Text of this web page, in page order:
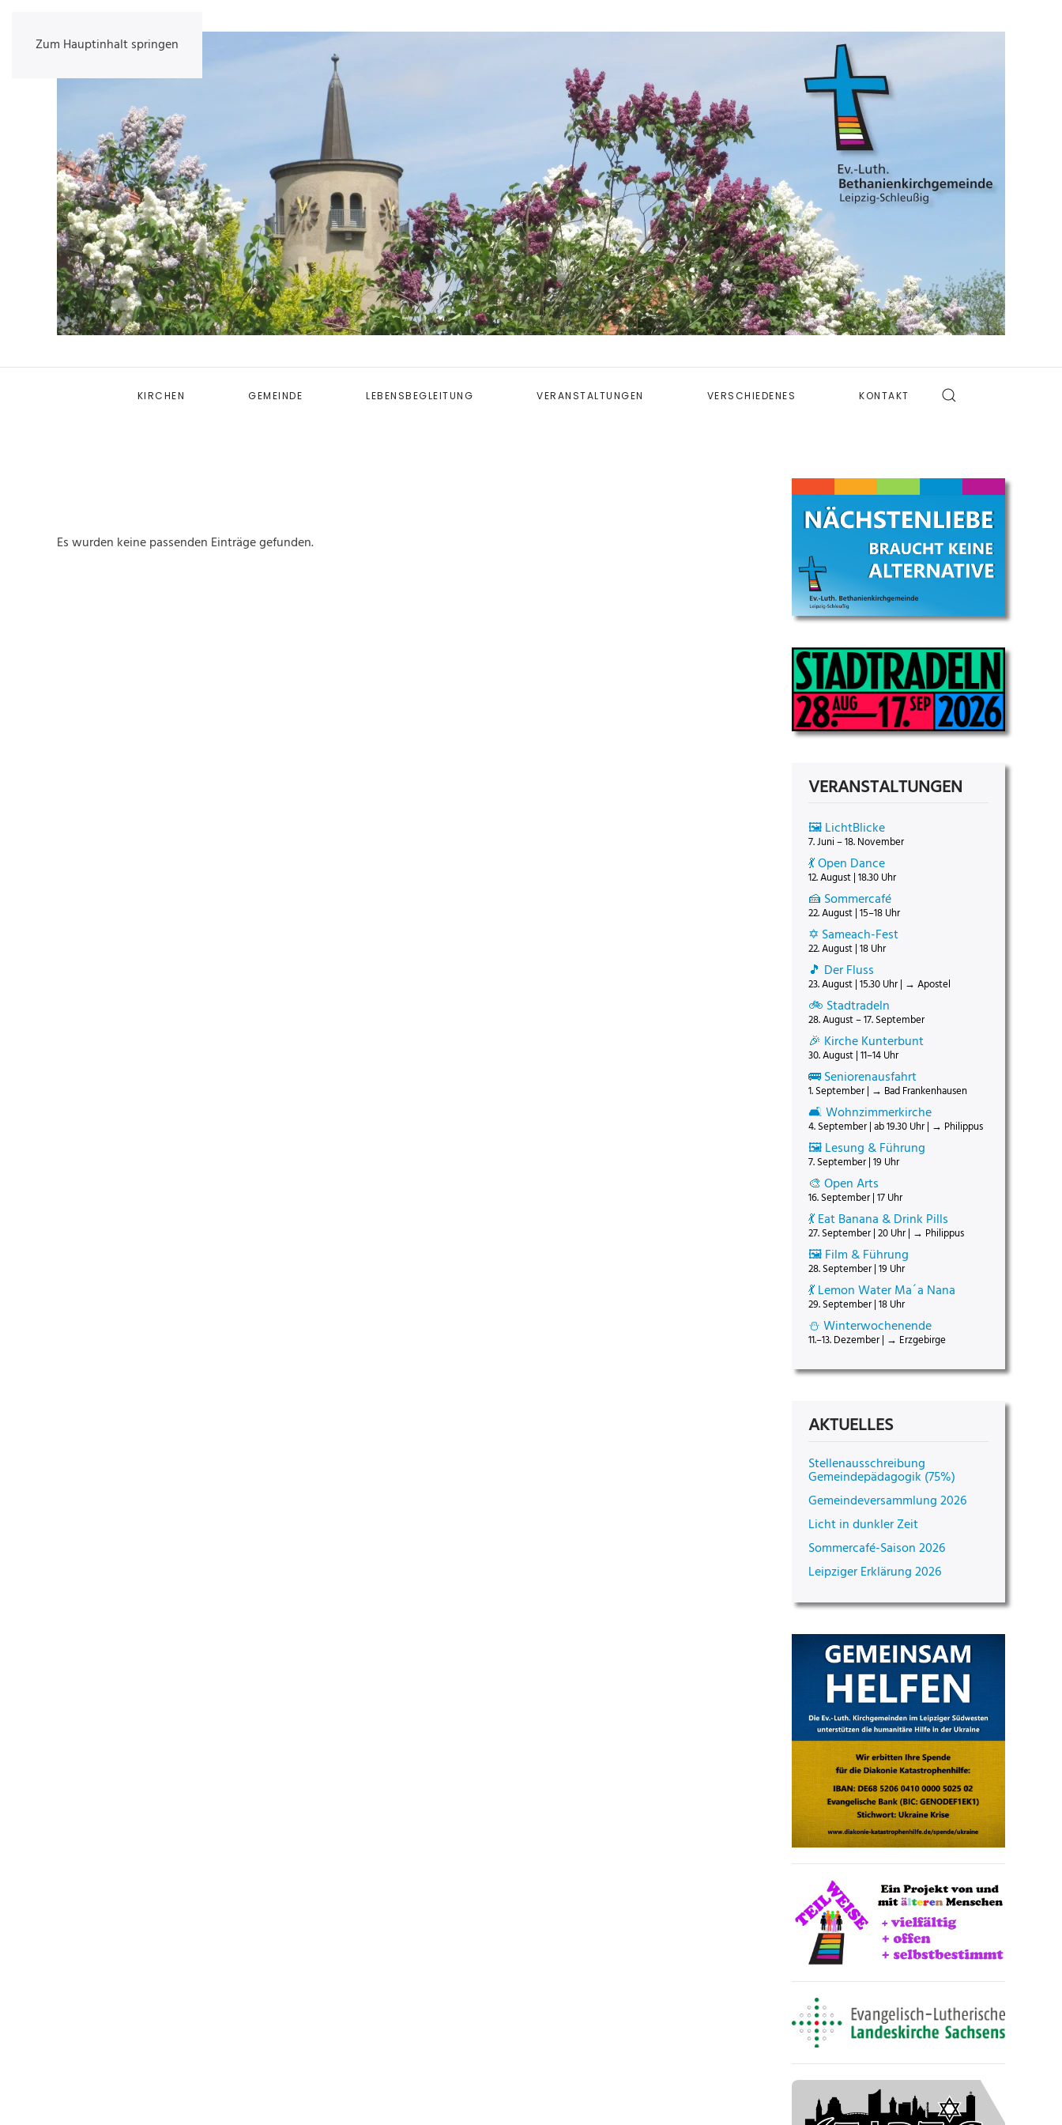
Zum Hauptinhalt springen
KIRCHEN GEMEINDE LEBENSBEGLEITUNG VERANSTALTUNGEN VERSCHIEDENES KONTAKT
Es wurden keine passenden Einträge gefunden.
VERANSTALTUNGEN
🖼️ LichtBlicke
7. Juni – 18. November
💃 Open Dance
12. August | 18.30 Uhr
🍰 Sommercafé
22. August | 15–18 Uhr
✡️ Sameach-Fest
22. August | 18 Uhr
🎵 Der Fluss
23. August | 15.30 Uhr | → Apostel
🚲 Stadtradeln
28. August – 17. September
🎉 Kirche Kunterbunt
30. August | 11–14 Uhr
🚌 Seniorenausfahrt
1. September | → Bad Frankenhausen
🛋️ Wohnzimmerkirche
4. September | ab 19.30 Uhr | → Philippus
🖼️ Lesung & Führung
7. September | 19 Uhr
🎨 Open Arts
16. September | 17 Uhr
💃 Eat Banana & Drink Pills
27. September | 20 Uhr | → Philippus
🖼️ Film & Führung
28. September | 19 Uhr
💃 Lemon Water Ma´a Nana
29. September | 18 Uhr
⛄ Winterwochenende
11.–13. Dezember | → Erzgebirge
AKTUELLES
Stellenausschreibung
Gemeindepädagogik (75%)
Gemeindeversammlung 2026
Licht in dunkler Zeit
Sommercafé-Saison 2026
Leipziger Erklärung 2026